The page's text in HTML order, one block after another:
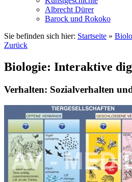
Albrecht Dürer
Barock und Rokoko
Sie befinden sich hier: Startseite »
Zurück
Biologie: Interaktive
Verhalten: Sozialverhalten